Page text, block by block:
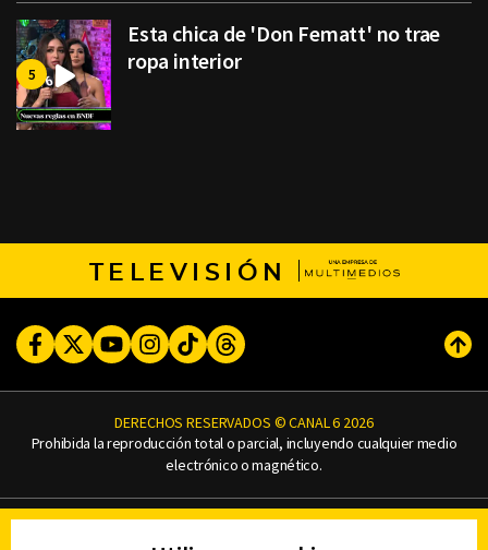
Esta chica de 'Don Fematt' no trae
ropa interior
TELEVISIÓN
FacebookTwitterYoutubeInstagram
TikTokThreads
DERECHOS RESERVADOS © CANAL 6 2026
Prohibida la reproducción total o parcial, incluyendo cualquier medio
electrónico o magnético.